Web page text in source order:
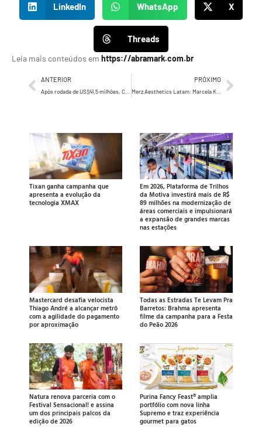
LinkedIn WhatsApp X
Threads
Leia mais conteúdos em https://abramark.com.br
ANTERIOR PRÓXIMO
Merz Aesthetics Latam: Marcela Kanawati assume como Diretora de Marketing LATAM
Tixan ganha campanha que
apresenta a evolução da
tecnologia XMAX
Em 2026, Plataforma de Trilhos
da Motiva investirá mais de R$
89 milhões na modernização de
áreas comerciais e impulsionará
a expansão de grandes marcas
nas estações
Mastercard desafia velocista
Thiago André a alcançar metrô
com a agilidade do pagamento
por aproximação
Todas as Estradas Te Levam Pra
Barretos: Brahma apresenta
filme da campanha para a Festa
do Peão 2026
Natura renova parceria com o
Festival Sensacional! e assina
um dos principais palcos da
edição de 2026
Purina Fancy Feast® amplia
portfólio com nova linha
Supremo e traz experiência
gourmet para gatos